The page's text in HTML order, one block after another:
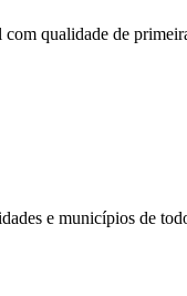
qualidade de
e municípios de